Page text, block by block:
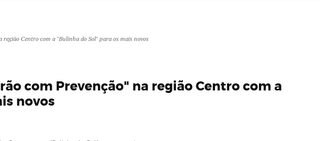
Centro com a "Bulinha do Sol" para os mais novos
com Prevenção" na região Centro com a
novos